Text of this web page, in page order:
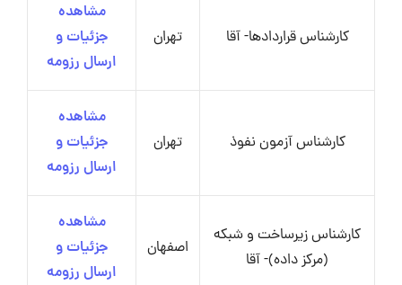
کارشناس قراردادها- آقا تهران
مشاهده
جزئیات و
ارسال رزومه
کارشناس آزمون نفوذ تهران
مشاهده
جزئیات و
ارسال رزومه
کارشناس زیرساخت و شبکه
(مرکز داده)- آقا
اصفهان
مشاهده
جزئیات و
ارسال رزومه